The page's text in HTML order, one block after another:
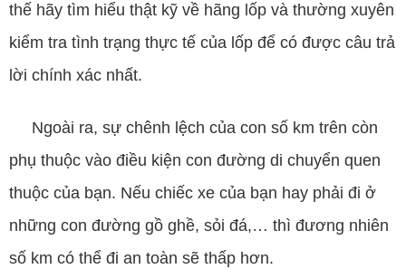
thế hãy tìm hiểu thật kỹ về hãng lốp và thường xuyên
kiểm tra tình trạng thực tế của lốp để có được câu trả
lời chính xác nhất.
Ngoài ra, sự chênh lệch của con số km trên còn
phụ thuộc vào điều kiện con đường di chuyển quen
thuộc của bạn. Nếu chiếc xe của bạn hay phải đi ở
những con đường gồ ghề, sỏi đá,… thì đương nhiên
số km có thể đi an toàn sẽ thấp hơn.